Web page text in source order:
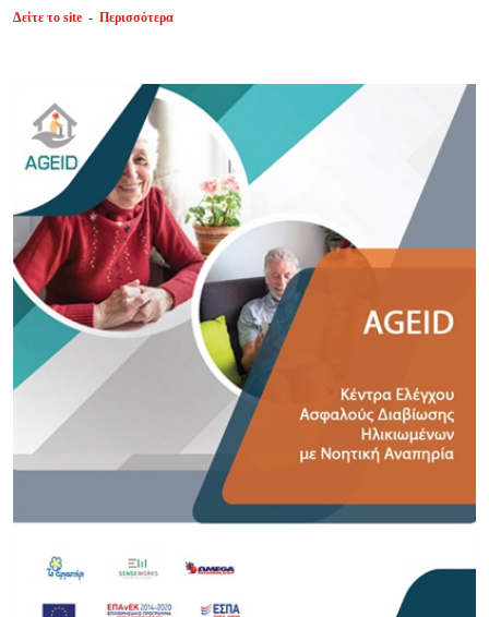
Δείτε το site - Περισσότερα